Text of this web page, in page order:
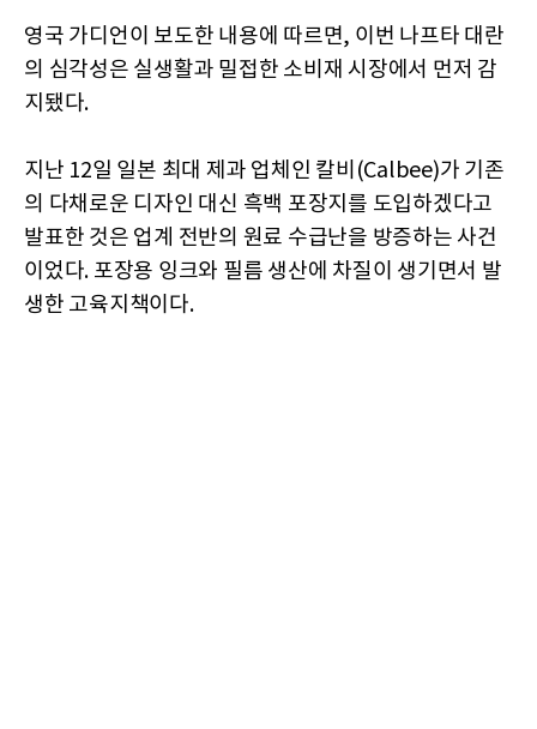
영국 가디언이 보도한 내용에 따르면, 이번 나프타 대란
의 심각성은 실생활과 밀접한 소비재 시장에서 먼저 감
지됐다.
지난 12일 일본 최대 제과 업체인 칼비(Calbee)가 기존
의 다채로운 디자인 대신 흑백 포장지를 도입하겠다고
발표한 것은 업계 전반의 원료 수급난을 방증하는 사건
이었다. 포장용 잉크와 필름 생산에 차질이 생기면서 발
생한 고육지책이다.